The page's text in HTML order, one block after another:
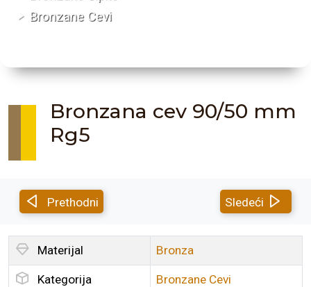
Bronzane Cevi
Bronzana cev 90/50 mm
Rg5
Prethodni Sledeći
Materijal Bronza
Kategorija Bronzane Cevi